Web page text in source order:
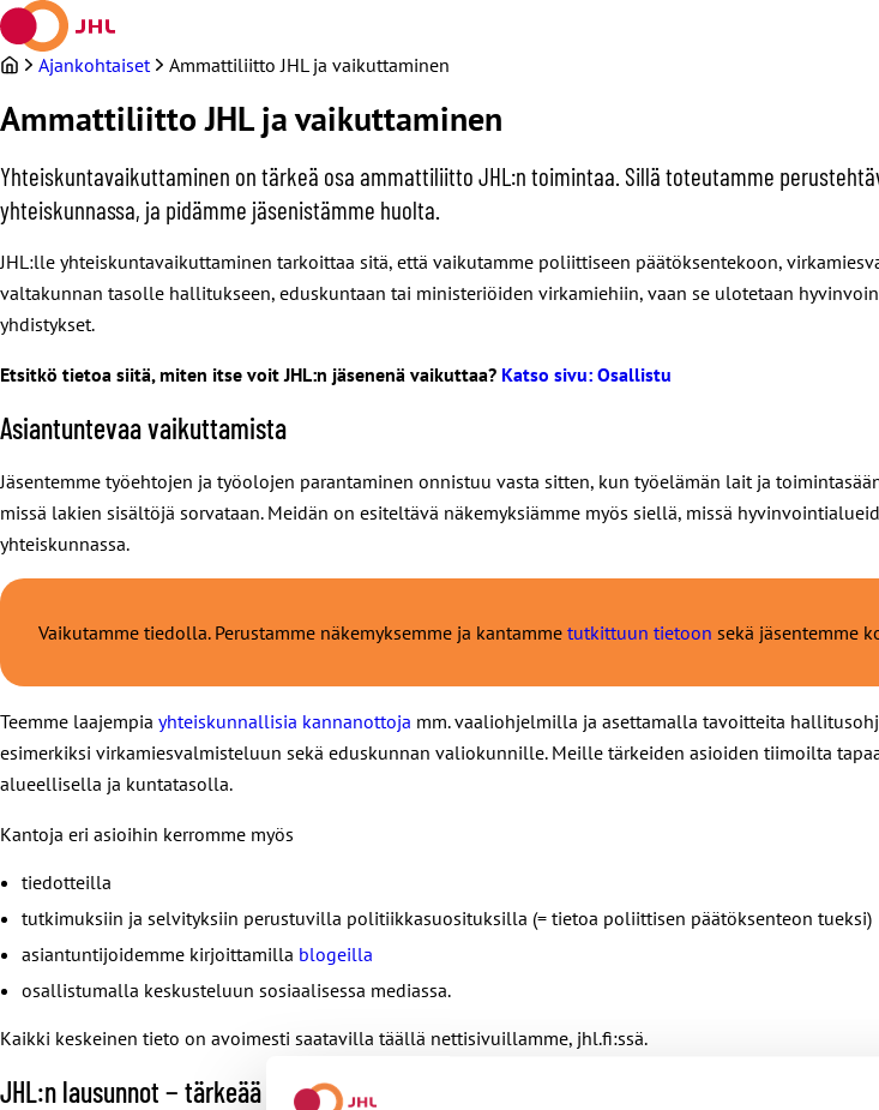
Siirry
sisältöön
Ajankohtaiset Ammattiliitto JHL ja vaikuttaminen
Ammattiliitto JHL ja vaikuttaminen
Yhteiskuntavaikuttaminen on tärkeä osa ammattiliitto JHL:n toimintaa. Sillä toteutamme
yhteiskunnassa, ja pidämme jäsenistämme huolta.
JHL:lle yhteiskuntavaikuttaminen tarkoittaa sitä, että vaikutamme poliittiseen päätöksentekoon,
valtakunnan tasolle hallitukseen, eduskuntaan tai ministeriöiden virkamiehiin, vaan se ulotetaan
yhdistykset.
Etsitkö tietoa siitä, miten itse voit JHL:n jäsenenä vaikuttaa? Katso sivu: Osallistu
Asiantuntevaa vaikuttamista
Jäsentemme työehtojen ja työolojen parantaminen onnistuu vasta sitten, kun työelämän lait ja
missä lakien sisältöjä sorvataan. Meidän on esiteltävä näkemyksiämme myös siellä, missä
yhteiskunnassa.
Vaikutamme tiedolla. Perustamme näkemyksemme ja kantamme tutkittuun tietoon sekä jäsentemme
Teemme laajempia yhteiskunnallisia kannanottoja mm. vaaliohjelmilla ja asettamalla tavoitteita
esimerkiksi virkamiesvalmisteluun sekä eduskunnan valiokunnille. Meille tärkeiden asioiden tiimoilta
alueellisella ja kuntatasolla.
Kantoja eri asioihin kerromme myös
tiedotteilla
tutkimuksiin ja selvityksiin perustuvilla politiikkasuosituksilla (= tietoa poliittisen päätöksenteon tueksi)
asiantuntijoidemme kirjoittamilla blogeilla
osallistumalla keskusteluun sosiaalisessa mediassa.
Kaikki keskeinen tieto on avoimesti saatavilla täällä nettisivuillamme, jhl.fi:ssä.
JHL:n lausunnot − tärkeää vaikuttamista